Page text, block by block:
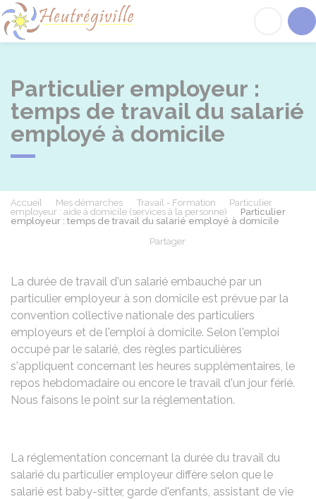
Particulier employeur :
temps de travail du salarié
employé à domicile
Accueil Mes démarches Travail - Formation
Particulier
employeur : aide à domicile (services à la personne)
Particulier
employeur : temps de travail du salarié employé à domicile
Partager
La durée de travail d'un salarié embauché par un
particulier employeur à son domicile est prévue par la
convention collective nationale des particuliers
employeurs et de l'emploi à domicile. Selon l'emploi
occupé par le salarié, des règles particulières
s'appliquent concernant les heures supplémentaires, le
repos hebdomadaire ou encore le travail d'un jour férié.
Nous faisons le point sur la réglementation.
La réglementation concernant la durée du travail du
salarié du particulier employeur diffère selon que le
salarié est baby-sitter, garde d'enfants, assistant de vie